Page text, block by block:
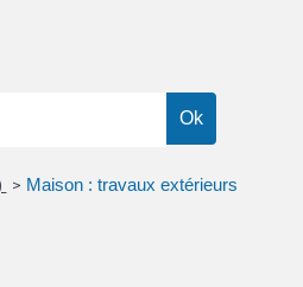
> Maison : travaux extérieurs